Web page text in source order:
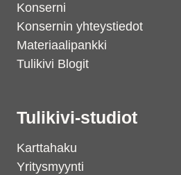
Konserni
Konsernin yhteystiedot
Materiaalipankki
Tulikivi Blogit
Tulikivi-studiot
Karttahaku
Yritysmyynti